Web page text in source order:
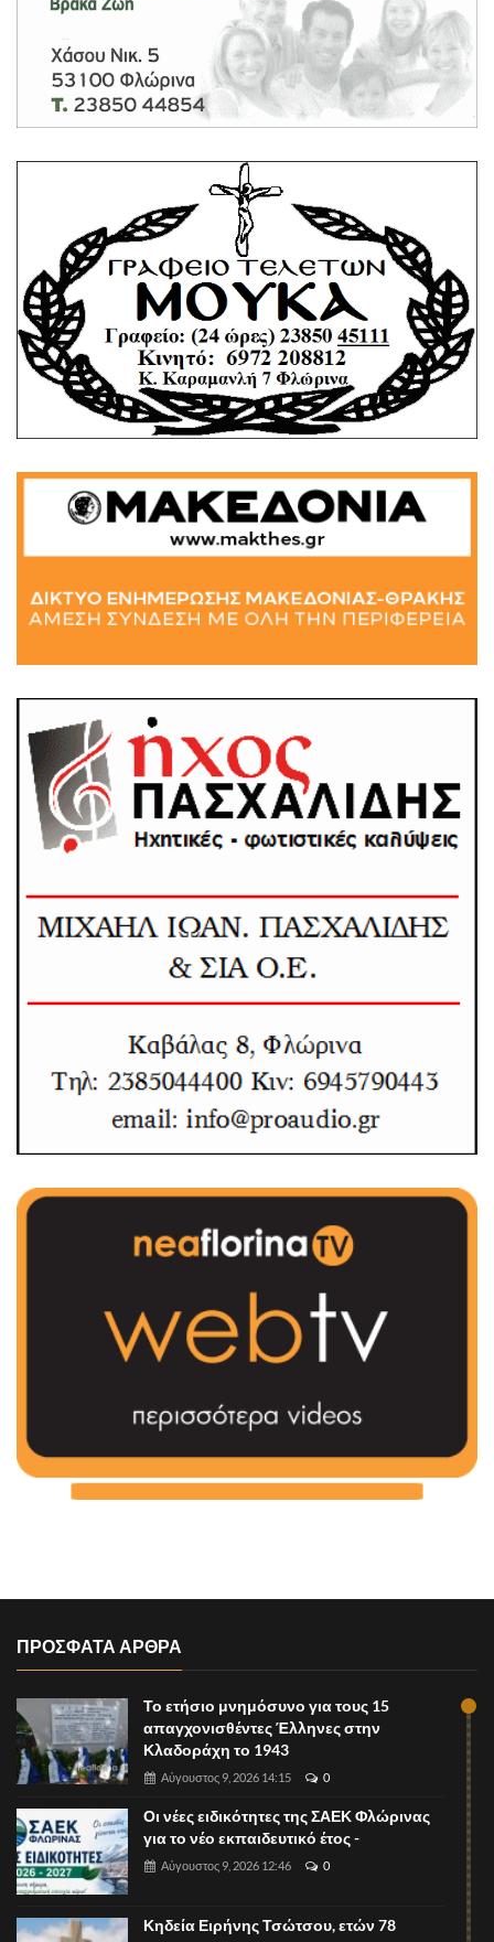
ΠΡΟΣΦΑΤΑ ΑΡΘΡΑ
Το ετήσιο μνημόσυνο για τους 15
απαγχονισθέντες Έλληνες στην
Κλαδοράχη το 1943
Αύγουστος 9, 2026 14:15 0
Οι νέες ειδικότητες της ΣΑΕΚ Φλώρινας
για το νέο εκπαιδευτικό έτος -
Αύγουστος 9, 2026 12:46 0
Κηδεία Ειρήνης Τσώτσου, ετών 78